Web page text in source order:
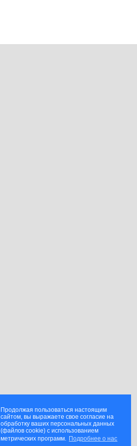
Продолжая пользоваться настоящим
сайтом, вы выражаете свое согласие на
обработку ваших персональных данных
(файлов cookie) с использованием
метрических программ. Подробнее о нас